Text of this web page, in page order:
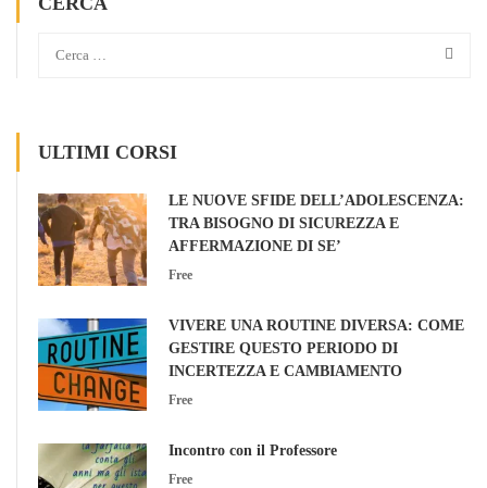
ULTIMI CORSI
LE NUOVE SFIDE DELL’ADOLESCENZA:
TRA BISOGNO DI SICUREZZA E
AFFERMAZIONE DI SE’
Free
VIVERE UNA ROUTINE DIVERSA: COME
GESTIRE QUESTO PERIODO DI
INCERTEZZA E CAMBIAMENTO
Free
Incontro con il Professore
Free